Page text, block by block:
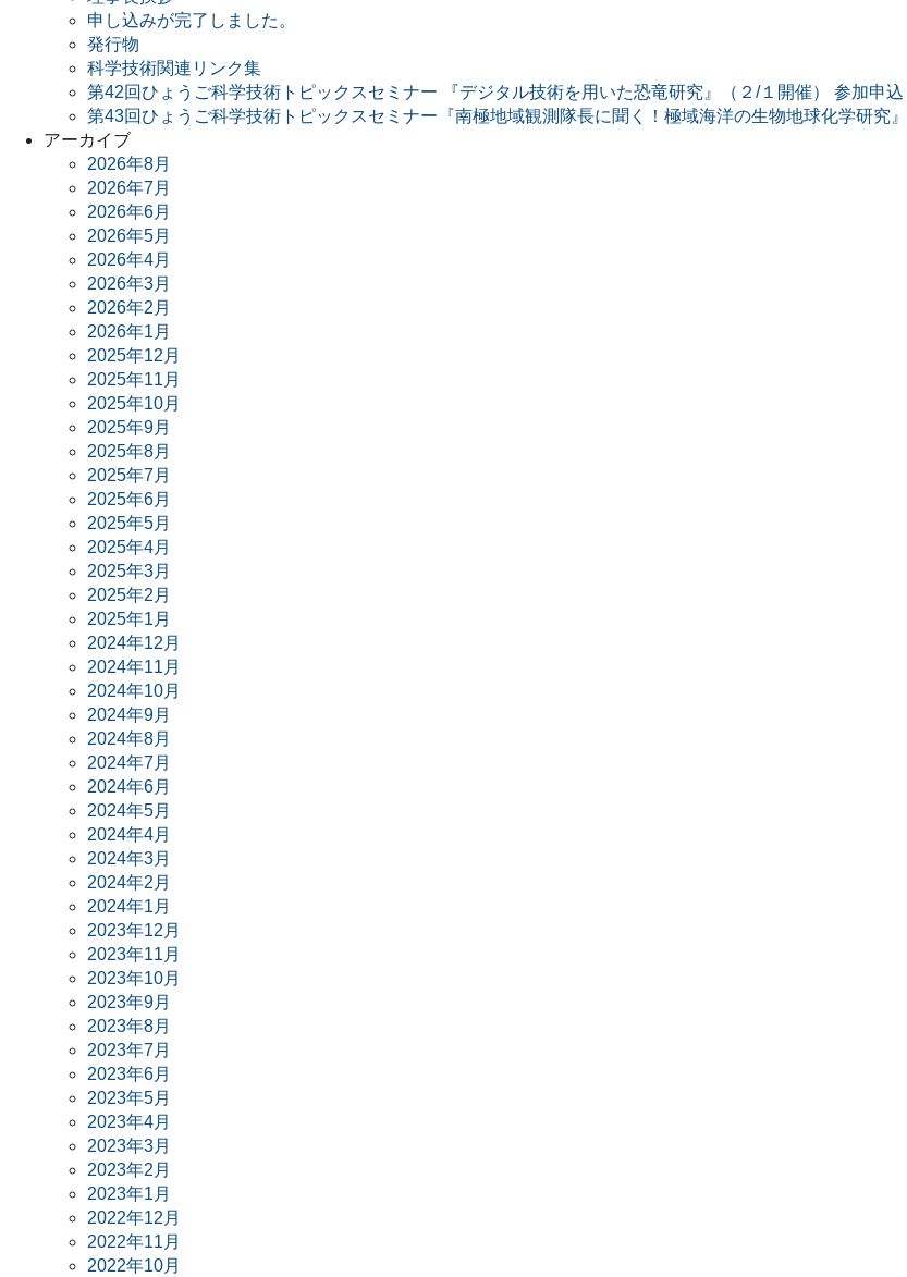
申し込みが完了しました。
発行物
科学技術関連リンク集
第42回ひょうご科学技術トピックスセミナー 『デジタル技術を用いた恐竜研究』（２/１開催） 参加申込
第43回ひょうご科学技術トピックスセミナー『南極地域観測隊長に聞く！極域海洋の生物地球化学研究
アーカイブ
2026年8月
2026年7月
2026年6月
2026年5月
2026年4月
2026年3月
2026年2月
2026年1月
2025年12月
2025年11月
2025年10月
2025年9月
2025年8月
2025年7月
2025年6月
2025年5月
2025年4月
2025年3月
2025年2月
2025年1月
2024年12月
2024年11月
2024年10月
2024年9月
2024年8月
2024年7月
2024年6月
2024年5月
2024年4月
2024年3月
2024年2月
2024年1月
2023年12月
2023年11月
2023年10月
2023年9月
2023年8月
2023年7月
2023年6月
2023年5月
2023年4月
2023年3月
2023年2月
2023年1月
2022年12月
2022年11月
2022年10月